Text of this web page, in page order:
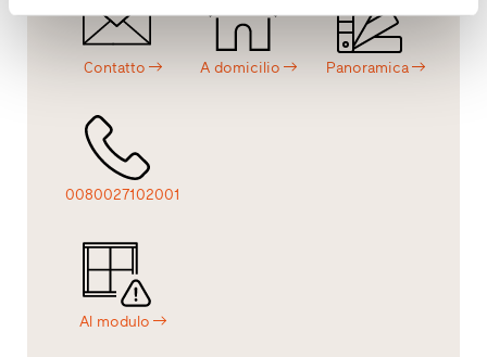
Contatto
0080027102001
Al modulo
A domicilio Panoramica